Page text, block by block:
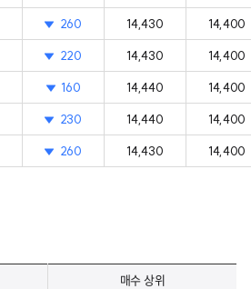
260 14,430 14,400
220 14,430 14,400
160 14,440 14,400
230 14,440 14,400
260 14,430 14,400
매수 상위